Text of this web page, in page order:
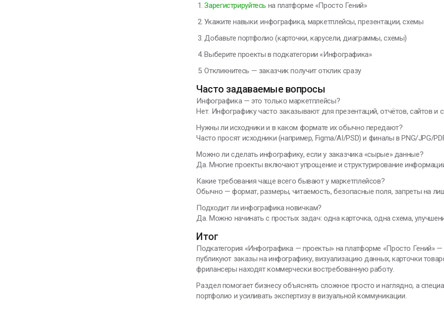
Зарегистрируйтесь на платформе «Просто Гений»
Укажите навыки: инфографика, маркетплейсы, презентации, схемы
Добавьте портфолио (карточки, карусели, диаграммы, схемы)
Выберите проекты в подкатегории «Инфографика»
Откликнитесь — заказчик получит отклик сразу
Часто задаваемые вопросы
Инфографика — это только маркетплейсы?
Нет. Инфографику часто заказывают для презентаций, отчётов, сайтов и
Нужны ли исходники и в каком формате их обычно передают?
Часто просят исходники (например, Figma/AI/PSD) и финалы в PNG/JPG/
Можно ли сделать инфографику, если у заказчика «сырые» данные?
Да. Многие проекты включают упрощение и структурирование
Какие требования чаще всего бывают у маркетплейсов?
Обычно — формат, размеры, читаемость, безопасные поля, запреты на
Подходит ли инфографика новичкам?
Да. Можно начинать с простых задач: одна карточка, одна схема,
Итог
Подкатегория «Инфографика — проекты» на платформе «Просто Гений» —
публикуют заказы на инфографику, визуализацию данных, карточки
фрилансеры находят коммерчески востребованную работу.
Раздел помогает бизнесу объяснять сложное просто и наглядно, а
портфолио и усиливать экспертизу в визуальной коммуникации.